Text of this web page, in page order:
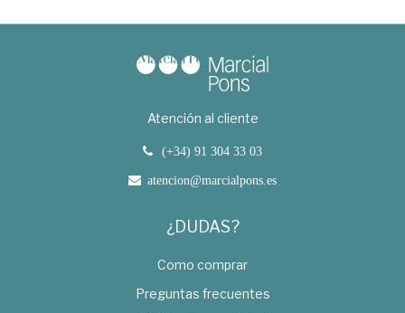
Atención al cliente
(+34) 91 304 33 03
atencion@marcialpons.es
¿DUDAS?
Como comprar
Preguntas frecuentes